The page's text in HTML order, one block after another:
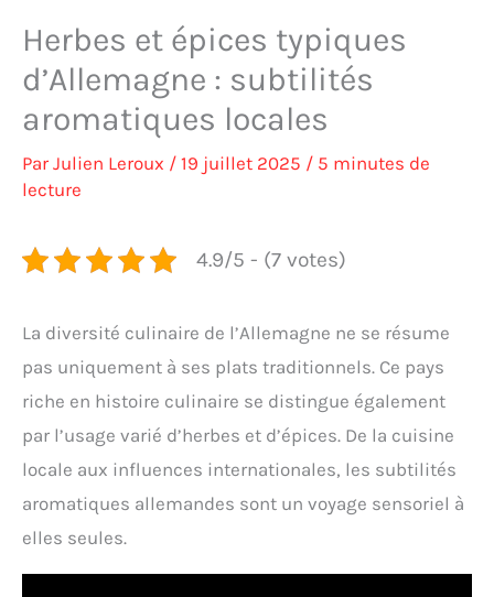
Herbes et épices typiques
d’Allemagne : subtilités
aromatiques locales
ParJulien Leroux / 19 juillet 2025 / 5 minutes de
lecture
4.9/5 - (7 votes)
La diversité culinaire de l’Allemagne ne se résume
pas uniquement à ses plats traditionnels. Ce pays
riche en histoire culinaire se distingue également
par l’usage varié d’herbes et d’épices. De la cuisine
locale aux influences internationales, les subtilités
aromatiques allemandes sont un voyage sensoriel à
elles seules.